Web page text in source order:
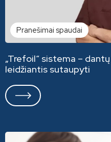
Pranešimai spaudai
„Trefoil“ sistema –
leidžiantis sutaupyti